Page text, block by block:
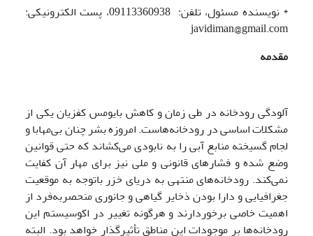
* نویسنده مسئول، تلفن: 09113360938، پست الکترونیکی:
javidiman@gmail.com
مقدمه
آلودگی رودخانه در طی زمان و کاهش بایومس کفزیان یکی از
مشکلات اساسی در رودخانه‌هاست. امروزه بشر چنان بی‌مهابا و
لجام گسیخته منابع آبی را به نابودی می‌کشاند که حتی قوانین
وضع شده و فشارهای قانونی و ملی نیز برای مهار آن کفایت
نمی‌کند. رودخانه‌های منتهی به دریای خزر باتوجه به موقعیت
جغرافیایی و دارا بودن ذخایر گیاهی و جانوری منحصربه‌فرد از
اهمیت خاصی برخوردارند و هرگونه تغییر در اکوسیستم این
رودخانه‌ها بر موجودات این مناطق تأثیرگذار خواهد بود. البته